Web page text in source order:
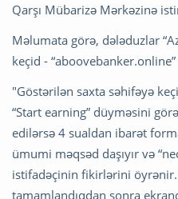
Qarşı Mübarizə Mərkəzinə
Məlumata görə, dələduzlar
keçid - “aboovebanker.online”
"Göstərilən saxta səhifəyə
“Start earning” düyməsini
edilərsə 4 sualdan ibarət
ümumi məqsəd daşıyır və
istifadəçinin fikirlərini öyrənir.
tamamlandıqdan sonra